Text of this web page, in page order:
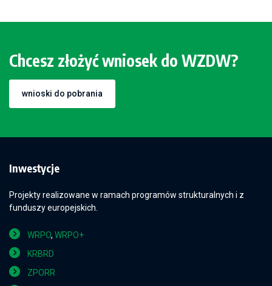
Chcesz złożyć wniosek do WZDW?
wnioski do pobrania
Inwestycje
Projekty realizowane w ramach programów strukturalnych i z
funduszy europejskich.
WRPO, WRPO+
KRBRD
ZPORR